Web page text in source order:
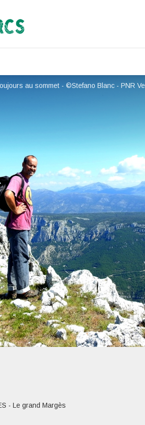
au sommet - ©Stefano Blanc - PNR
- Le grand Margès